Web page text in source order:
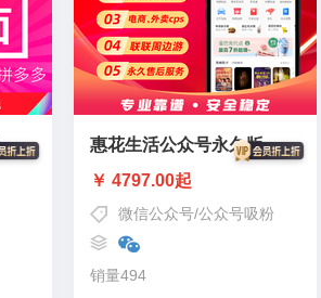
惠花生活公众号永久版
￥ 4797.00起
微信公众号/公众号吸粉
销量494